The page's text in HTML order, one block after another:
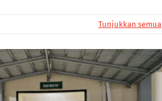
Tunjukkan semua